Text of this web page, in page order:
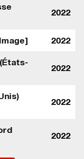
2022
2022
2022
2022
2022